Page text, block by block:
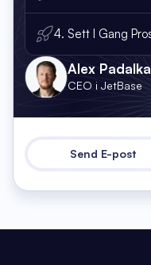
4. Sett I Gang
Alex Padalka
CEO i JetBase
Send E-post